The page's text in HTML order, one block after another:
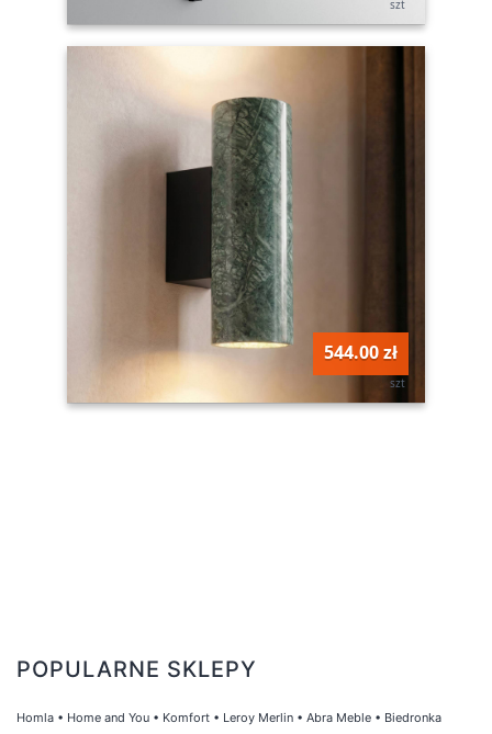
szt
544.00 zł
szt
POPULARNE SKLEPY
Homla • Home and You • Komfort • Leroy Merlin • Abra Meble • Biedronka